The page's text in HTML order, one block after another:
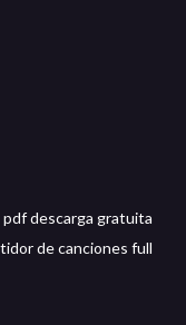
descarga gratuita
de canciones full